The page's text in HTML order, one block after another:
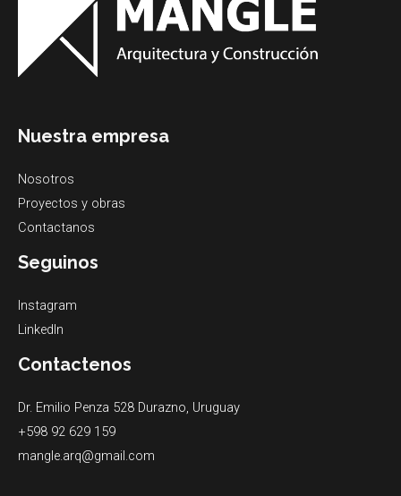
Nuestra empresa
Nosotros
Proyectos y obras
Contactanos
Seguinos
Instagram
LinkedIn
Contactenos
Dr. Emilio Penza 528 Durazno, Uruguay
+598 92 629 159
mangle.arq@gmail.com